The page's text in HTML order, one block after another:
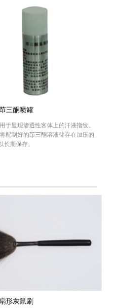
三酮喷罐
于显现渗透性客体上的汗液指纹。
配制好的茚三酮溶液储存在加压的
长期保存。
形灰鼠刷